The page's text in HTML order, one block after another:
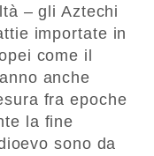
– gli Aztechi
importate in
come il
anche
fra epoche
la fine
sono da